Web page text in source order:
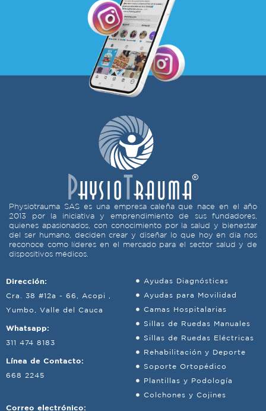
Physiotrauma SAS es una empresa caleña que nace en el año
2013 por la iniciativa y emprendimiento de sus fundadores,
quienes apasionados, con conocimiento por la salud y bienestar
del ser humano, deciden crear y diseñar lo que hoy en día nos
reconoce como líderes en el mercado para el sector salud y de
dispositivos médicos.
Dirección:
Cra. 38 #12a - 66, Acopi ,
Yumbo, Valle del Cauca
Whatsapp:
311 474 8183
Línea de Contacto:
668 2245
Correo electrónico:
Ayudas Diagnósticas
Ayudas para Movilidad
Camas Hospitalarias
Sillas de Ruedas Manuales
Sillas de Ruedas Eléctricas
Rehabilitación y Deporte
Soporte Ortopédico
Plantillas y Podología
Colchones y Cojines